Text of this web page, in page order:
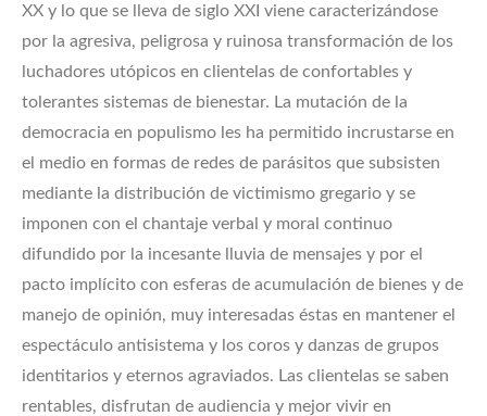
XX y lo que se lleva de siglo XXI viene caracterizándose
por la agresiva, peligrosa y ruinosa transformación de los
luchadores utópicos en clientelas de confortables y
tolerantes sistemas de bienestar. La mutación de la
democracia en populismo les ha permitido incrustarse en
el medio en formas de redes de parásitos que subsisten
mediante la distribución de victimismo gregario y se
imponen con el chantaje verbal y moral continuo
difundido por la incesante lluvia de mensajes y por el
pacto implícito con esferas de acumulación de bienes y de
manejo de opinión, muy interesadas éstas en mantener el
espectáculo antisistema y los coros y danzas de grupos
identitarios y eternos agraviados. Las clientelas se saben
rentables, disfrutan de audiencia y mejor vivir en